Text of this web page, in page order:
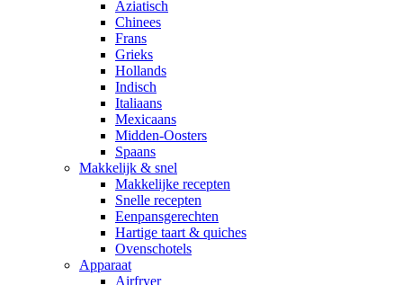
Aziatisch
Chinees
Frans
Grieks
Hollands
Indisch
Italiaans
Mexicaans
Midden-Oosters
Spaans
Makkelijk & snel
Makkelijke recepten
Snelle recepten
Eenpansgerechten
Hartige taart & quiches
Ovenschotels
Apparaat
Airfryer